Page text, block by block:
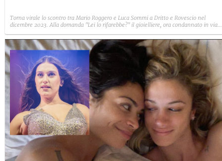
Torna virale lo scontro tra Mario Roggero e Luca Sommi a Dritto e Rovescio nel
dicembre 2023. Alla domanda "Lei lo rifarebbe?" il gioielliere, ora condannato in via